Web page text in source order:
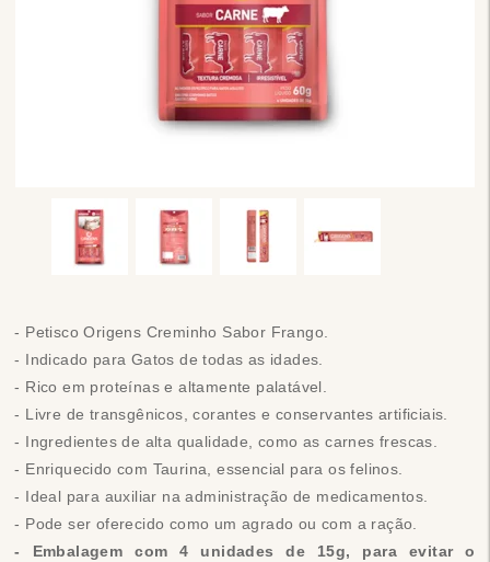
- Petisco Origens Creminho Sabor Frango.
- Indicado para Gatos de todas as idades.
- Rico em proteínas e altamente palatável.
- Livre de transgênicos, corantes e conservantes artificiais.
- Ingredientes de alta qualidade, como as carnes frescas.
- Enriquecido com Taurina, essencial para os felinos.
- Ideal para auxiliar na administração de medicamentos.
- Pode ser oferecido como um agrado ou com a ração.
- Embalagem com 4 unidades de 15g, para evitar o